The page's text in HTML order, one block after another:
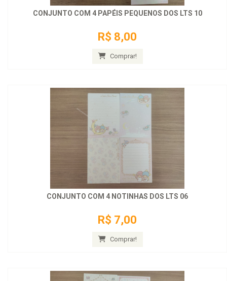
CONJUNTO COM 4 PAPÉIS PEQUENOS DOS LTS 10
R$ 8,00
Comprar!
CONJUNTO COM 4 NOTINHAS DOS LTS 06
R$ 7,00
Comprar!